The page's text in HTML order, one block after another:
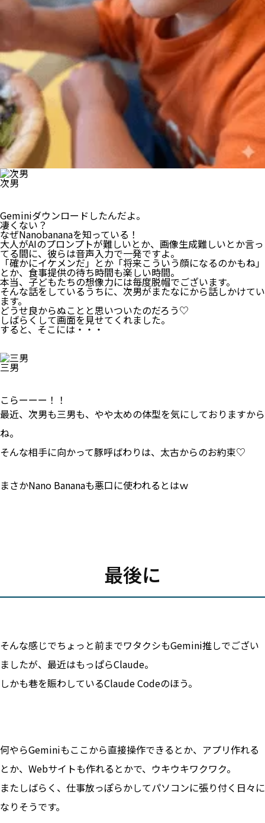
次男
Geminiダウンロードしたんだよ。
凄くない？
なぜNanobananaを知っている！
大人がAIのプロンプトが難しいとか、画像生成難しいとか言っ
てる間に、彼らは音声入力で一発ですよ。
「確かにイケメンだ」とか「将来こういう顔になるのかもね」
とか、食事提供の待ち時間も楽しい時間。
本当、子どもたちの想像力には毎度脱帽でございます。
そんな話をしているうちに、次男がまたなにから話しかけてい
ます。
どうせ良からぬことと思いついたのだろう♡
しばらくして画面を見せてくれました。
すると、そこには・・・
三男
こらーーー！！
最近、次男も三男も、やや太めの体型を気にしておりますから
ね。
そんな相手に向かって豚呼ばわりは、太古からのお約束♡
まさかNano Bananaも悪口に使われるとはｗ
最後に
そんな感じでちょっと前までワタクシもGemini推しでござい
ましたが、最近はもっぱらClaude。
しかも巷を賑わしているClaude Codeのほう。
何やらGeminiもここから直接操作できるとか、アプリ作れる
とか、Webサイトも作れるとかで、ウキウキワクワク。
またしばらく、仕事放っぽらかしてパソコンに張り付く日々に
なりそうです。